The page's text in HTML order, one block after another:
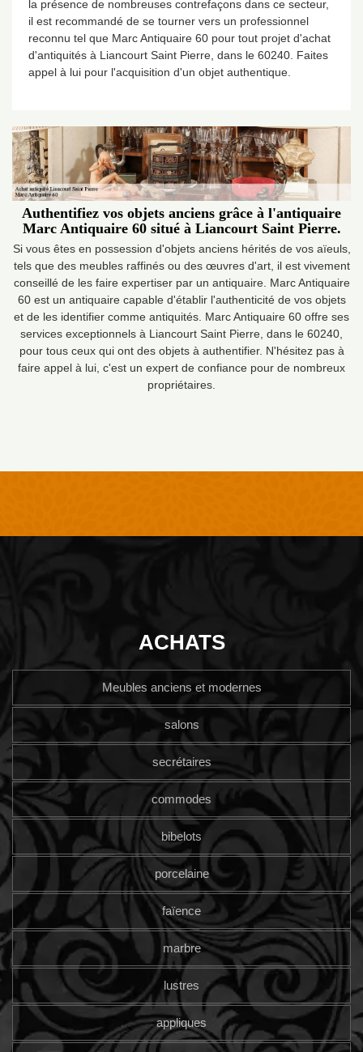
la présence de nombreuses contrefaçons dans ce secteur,
il est recommandé de se tourner vers un professionnel
reconnu tel que Marc Antiquaire 60 pour tout projet d'achat
d'antiquités à Liancourt Saint Pierre, dans le 60240. Faites
appel à lui pour l'acquisition d'un objet authentique.
Authentifiez vos objets anciens grâce à l'antiquaire
Marc Antiquaire 60 situé à Liancourt Saint Pierre.
Si vous êtes en possession d'objets anciens hérités de vos aïeuls,
tels que des meubles raffinés ou des œuvres d'art, il est vivement
conseillé de les faire expertiser par un antiquaire. Marc Antiquaire
60 est un antiquaire capable d'établir l'authenticité de vos objets
et de les identifier comme antiquités. Marc Antiquaire 60 offre ses
services exceptionnels à Liancourt Saint Pierre, dans le 60240,
pour tous ceux qui ont des objets à authentifier. N'hésitez pas à
faire appel à lui, c'est un expert de confiance pour de nombreux
propriétaires.
ACHATS
Meubles anciens et modernes
salons
secrétaires
commodes
bibelots
porcelaine
faïence
marbre
lustres
appliques